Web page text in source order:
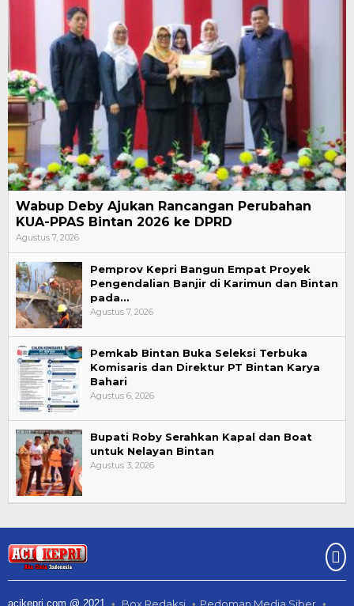
Wabup Deby Ajukan Rancangan Perubahan
KUA-PPAS Bintan 2026 ke DPRD
Agustus 7, 2026
Pemprov Kepri Bangun Empat Proyek
Pengendalian Banjir di Karimun dan Bintan
pada…
Agustus 7, 2026
Pemkab Bintan Buka Seleksi Terbuka
Komisaris dan Direktur PT Bintan Karya
Bahari
Agustus 6, 2026
Bupati Roby Serahkan Kapal dan Boat
untuk Nelayan Bintan
Agustus 3, 2026
acikepri.com @ 2021